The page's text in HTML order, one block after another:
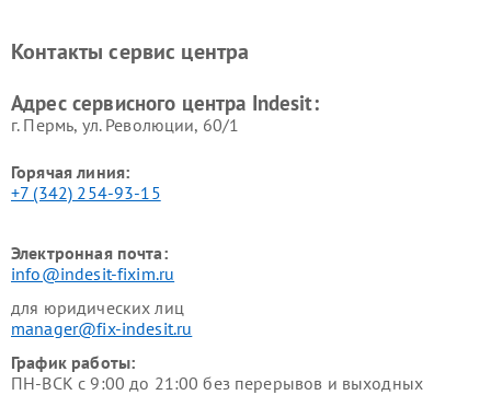
Indesit
Indesit
Контакты сервис центра
Адрес сервисного центра Indesit:
г. Пермь, ул. ​Революции, 60/1
Горячая линия:
+7 (342) 254-93-15
Электронная почта:
info@indesit-fixim.ru
для юридических лиц
manager@fix-indesit.ru
График работы:
ПН-ВСК с 9:00 до 21:00 без перерывов и выходных